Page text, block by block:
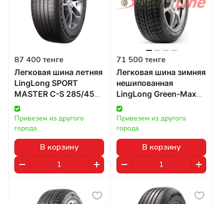
87 400 тенге
Легковая шина летняя
LingLong SPORT
MASTER C-S 285/45
R21 109W в
Казахстане
Привезем из другого
города
В корзину
71 500 тенге
Легковая шина зимняя
нешипованная
LingLong Green-Max
Winter Ice I-15 285/45
R21 109T в Казахстане
Привезем из другого
города
В корзину